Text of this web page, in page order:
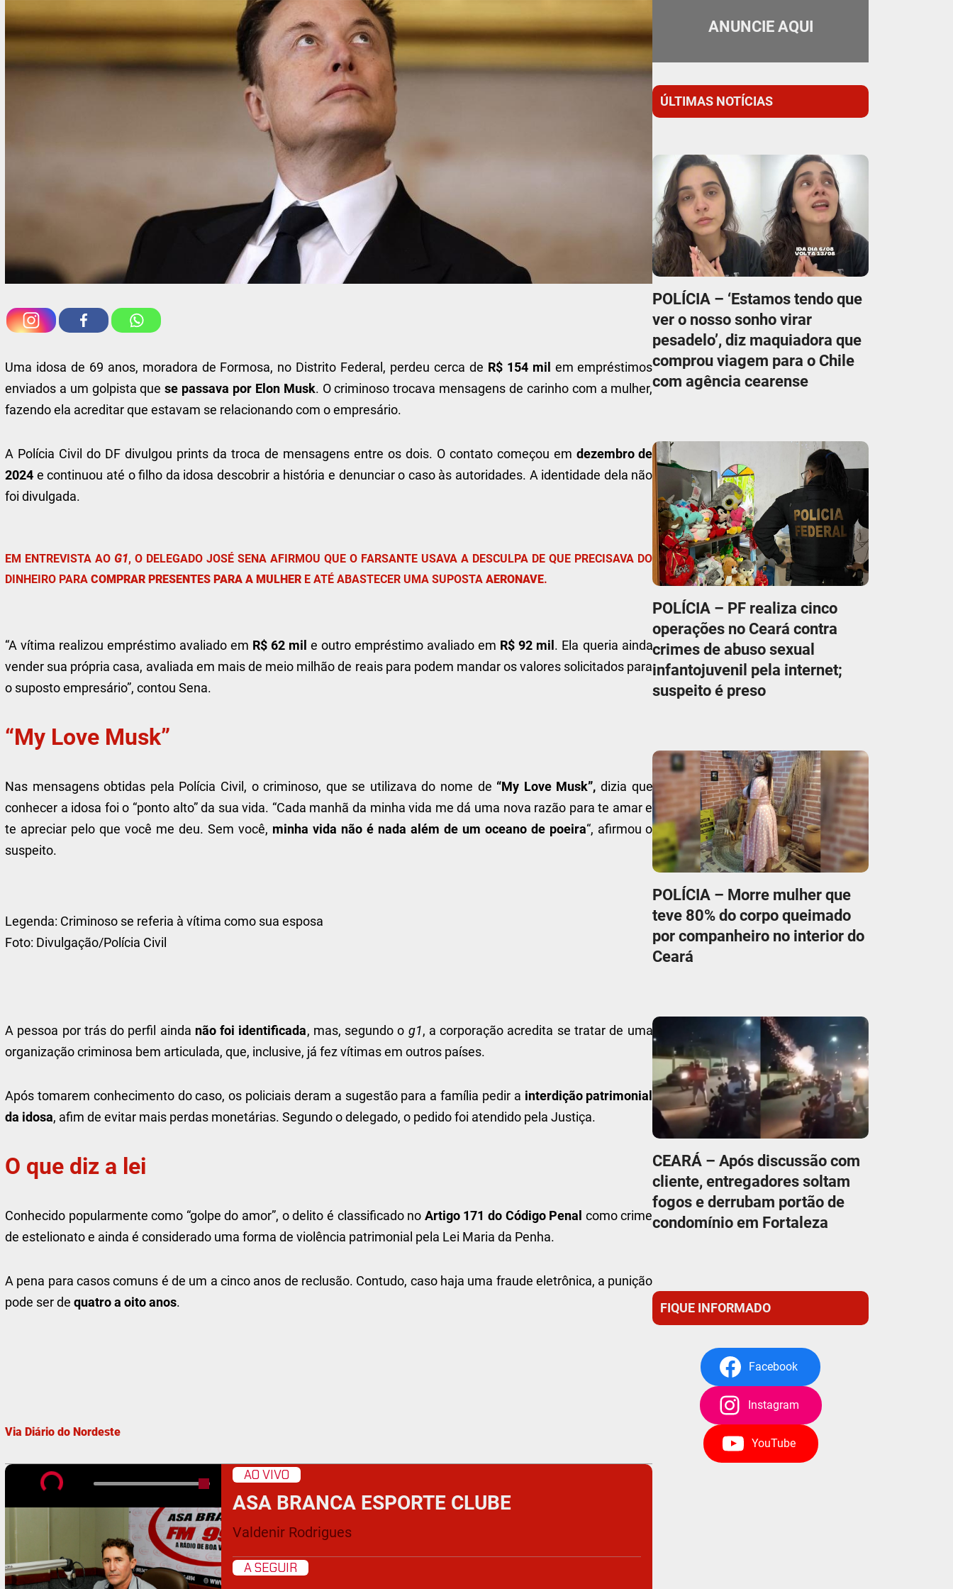
Uma idosa de 69 anos, moradora de Formosa, no Distrito Federal, perdeu cerca de R$ 154 mil em empréstimos
enviados a um golpista quese passava por Elon Musk. O criminoso trocava mensagens de carinho com a mulher,
fazendo ela acreditar que estavam se relacionando com o empresário.
A Polícia Civil do DF divulgou prints da troca de mensagens entre os dois. O contato começou em dezembro de
2024 e continuou até o filho da idosa descobrir a história e denunciar o caso às autoridades. A identidade dela não
foi divulgada.
EM ENTREVISTA AO G1, O DELEGADO JOSÉ SENA AFIRMOU QUE O FARSANTE USAVA A DESCULPA DE QUE PRECISAVA DO
DINHEIRO PARACOMPRAR PRESENTES PARA A MULHER E ATÉ ABASTECER UMA SUPOSTAAERONAVE.
“A vítima realizou empréstimo avaliado em R$ 62 mile outro empréstimo avaliado em R$ 92 mil . Ela queria ainda
vender sua própria casa, avaliada em mais de meio milhão de reais para podem mandar os valores solicitados para
o suposto empresário”, contou Sena.
“My Love Musk”
Nas mensagens obtidas pela Polícia Civil, o criminoso, que se utilizava do nome de “My Love Musk”, dizia que
conhecer a idosa foi o “ponto alto” da sua vida. “Cada manhã da minha vida me dá uma nova razão para te amar e
te apreciar pelo que você me deu. Sem você, minha vida não é nada além de um oceano de poeira“, afirmou o
suspeito.
Legenda: Criminoso se referia à vítima como sua esposa
Foto: Divulgação/Polícia Civil
A pessoa por trás do perfil ainda não foi identificada, mas, segundo o g1, a corporação acredita se tratar de uma
organização criminosa bem articulada, que, inclusive, já fez vítimas em outros países.
Após tomarem conhecimento do caso, os policiais deram a sugestão para a família pedir a interdição patrimonial
da idosa, afim de evitar mais perdas monetárias. Segundo o delegado, o pedido foi atendido pela Justiça.
O que diz a lei
Conhecido popularmente como “golpe do amor”, o delito é classificado no Artigo 171 do Código Penal como crime
de estelionato e ainda é considerado uma forma de violência patrimonial pela Lei Maria da Penha.
A pena para casos comuns é de um a cinco anos de reclusão. Contudo, caso haja uma fraude eletrônica, a punição
pode ser dequatro a oito anos.
Via Diário do Nordeste
AO VIVO
ASA BRANCA ESPORTE CLUBE
Valdenir Rodrigues
A SEGUIR
ANUNCIE AQUI
ÚLTIMAS NOTÍCIAS
POLÍCIA – ‘Estamos tendo que
ver o nosso sonho virar
pesadelo’, diz maquiadora que
comprou viagem para o Chile
com agência cearense
POLÍCIA – PF realiza cinco
operações no Ceará contra
crimes de abuso sexual
infantojuvenil pela internet;
suspeito é preso
POLÍCIA – Morre mulher que
teve 80% do corpo queimado
por companheiro no interior do
Ceará
CEARÁ – Após discussão com
cliente, entregadores soltam
fogos e derrubam portão de
condomínio em Fortaleza
FIQUE INFORMADO
Facebook
Instagram
YouTube